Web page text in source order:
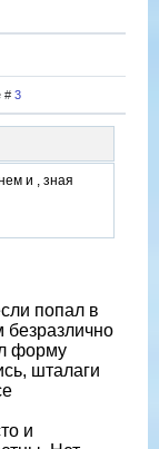
# 3
и , зная
попал в
форму
шталаги
и